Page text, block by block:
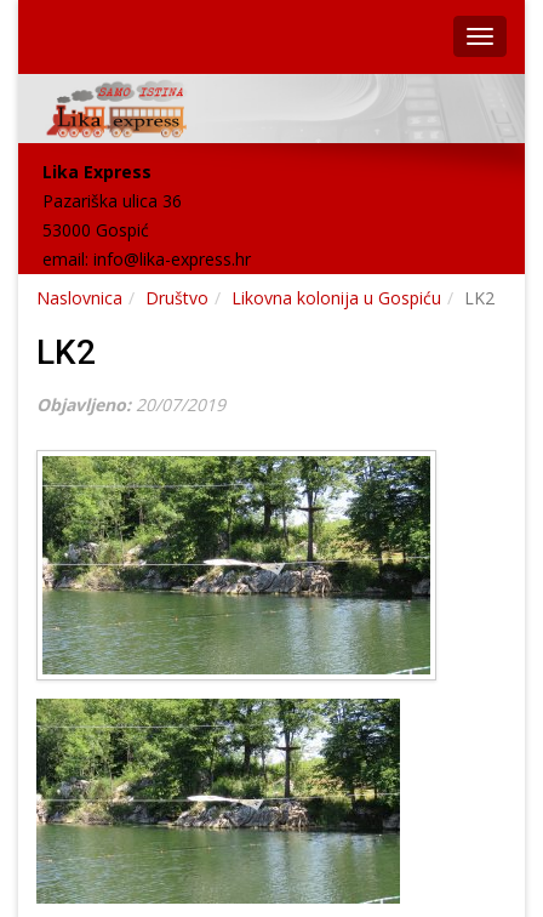
Lika Express
Pazariška ulica 36
53000 Gospić
email: info@lika-express.hr
Naslovnica
Društvo Likovna kolonija u Gospiću LK2
LK2
Objavljeno: 20/07/2019